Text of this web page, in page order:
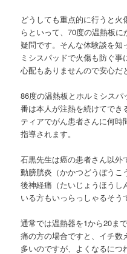
どうしても重点的に行うと
らといって、70度の温熱板
疑問です。そんな体験談を
ミシスパッドで火傷も防ぐ
心配もありませんので安心だ
86度の温熱板とホルミシス
番は本人が注熱を続けてでき
ティアでがん患者さんに何
指導されます。
石黒先生は癌の患者さん以
動膀胱炎（かかつどうぼう
後神経痛（たいじょうほうし
いる方もいっらっしゃるそう
通常では温熱器を1から20ま
痛の方の場合ですと、イチ
多いのですが、よくなるに